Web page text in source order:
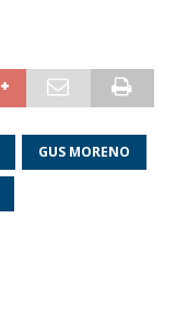
GUS MORENO